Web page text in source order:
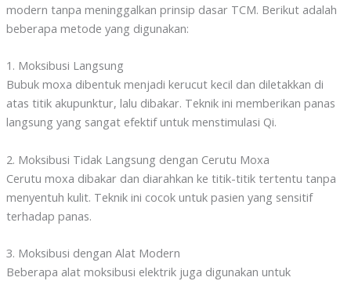
modern tanpa meninggalkan prinsip dasar TCM. Berikut adalah
beberapa metode yang digunakan:
1. Moksibusi Langsung
Bubuk moxa dibentuk menjadi kerucut kecil dan diletakkan di
atas titik akupunktur, lalu dibakar. Teknik ini memberikan panas
langsung yang sangat efektif untuk menstimulasi Qi.
2. Moksibusi Tidak Langsung dengan Cerutu Moxa
Cerutu moxa dibakar dan diarahkan ke titik-titik tertentu tanpa
menyentuh kulit. Teknik ini cocok untuk pasien yang sensitif
terhadap panas.
3. Moksibusi dengan Alat Modern
Beberapa alat moksibusi elektrik juga digunakan untuk